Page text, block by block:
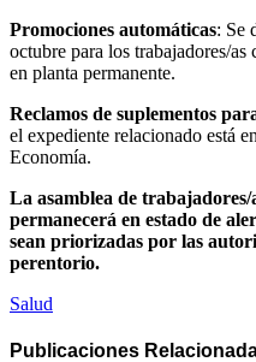
Promociones automáticas: Se
octubre para los trabajadores/as
en planta permanente.
Reclamos de suplementos
el expediente relacionado está
Economía.
La asamblea de
permanecerá en estado de
sean priorizadas por las
perentorio.
Salud
Publicaciones